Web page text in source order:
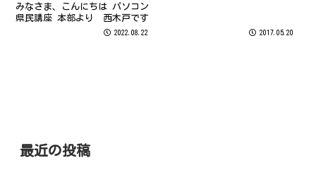
みなさま、こんにちは パソコン
県民講座 本部より 西木戸です
2022.08.22 2017.05.20
最近の投稿